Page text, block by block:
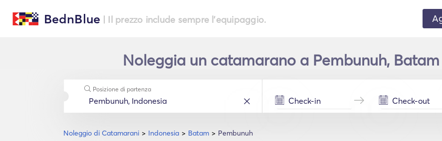
BednBlue | Il prezzo include sempre l'equipaggio.
Noleggia un catamarano a Pembunuh,
Noleggio di Catamarani Indonesia Batam Pembunuh
Posizione di partenza